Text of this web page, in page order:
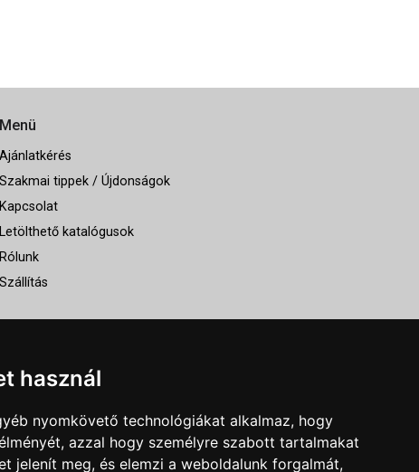
használ
nyomkövető technológiákat alkalmaz, hogy
azzal hogy személyre szabott tartalmakat
jelenít meg, és elemzi a weboldalunk forgalmát,
Menü
Ajánlatkérés
Szakmai tippek / Újdonságok
Kapcsolat
Letölthető katalógusok
Rólunk
Szállítás